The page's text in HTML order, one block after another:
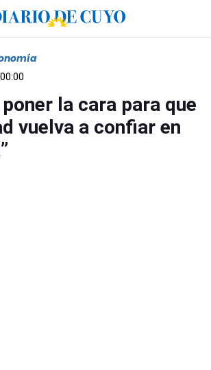
la cara para que
vuelva a confiar en